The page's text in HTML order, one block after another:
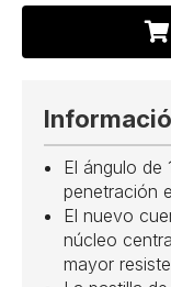
El ángulo de
penetración
El nuevo
núcleo
mayor